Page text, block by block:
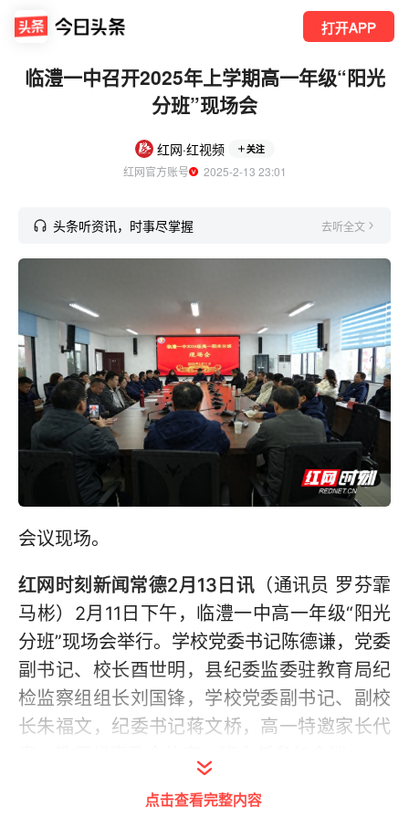
打开APP
临澧一中召开2025年上学期高一年级“阳光
分班”现场会
红网·红视频 关注
红网官方账号
  2025-2-13 23:01
头条听资讯，时事尽掌握 去听全文
会议现场。
红网时刻新闻常德2月13日讯 （通讯员 罗芬霏
马彬）2月11日下午，临澧一中高一年级“阳光
分班”现场会举行。学校党委书记陈德谦，党委
副书记、校长酉世明，县纪委监委驻教育局纪
检监察组组长刘国锋，学校党委副书记、副校
长朱福文，纪委书记蒋文桥，高一特邀家长代
表、教师代表及全体高一班主任参加会议。
会上，朱福文向与会人员介绍了“阳光分班”的
点击查看完整内容